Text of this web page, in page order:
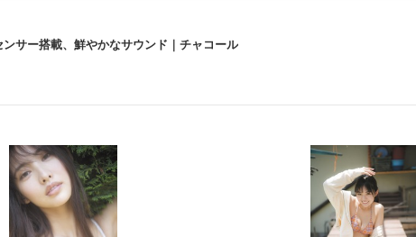
サー搭載、鮮やかなサウンド｜チャコール
上げ式アームレスト コンパクト 約105度ロッキング pc 事務椅子 360度回
WT | 31.5型4K UHD・USB Type-C・ホワイト
い捨て 無香料 ホワイト 300枚